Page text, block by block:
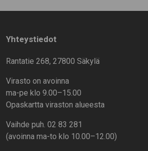
Yhteystiedot
Rantatie 268, 27800 Säkylä
Virasto on avoinna
ma-pe klo 9.00–15.00
Opaskartta viraston alueesta
Vaihde puh. 02 83 281
(avoinna ma-to klo 10.00–12.00)